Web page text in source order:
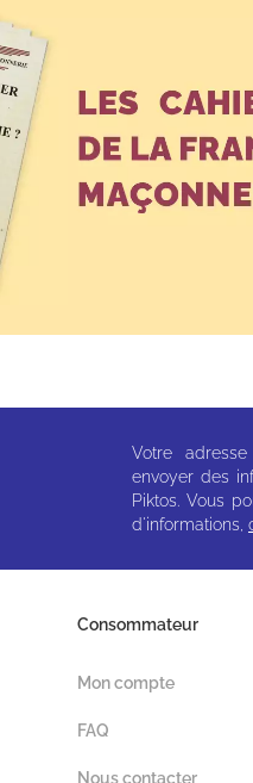
Votre
envoyer des
Piktos. Vous
d'informations,
Consommateur
Mon compte
FAQ
Nous contacter